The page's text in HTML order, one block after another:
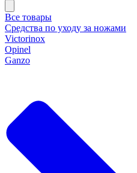
Все товары
Средства по уходу за ножами
Victorinox
Opinel
Ganzo